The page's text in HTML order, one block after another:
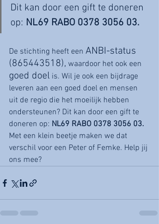
Dit kan door een gift te doneren
op: NL69 RABO 0378 3056 03.
De stichting heeft een ANBI-status
(865443518), waardoor het ook een
goed doel is. Wil je ook een bijdrage
leveren aan een goed doel en mensen
uit de regio die het moeilijk hebben
ondersteunen? Dit kan door een gift te
doneren op: NL69 RABO 0378 3056 03.
Met een klein beetje maken we dat
verschil voor een Peter of Femke. Help jij
ons mee?